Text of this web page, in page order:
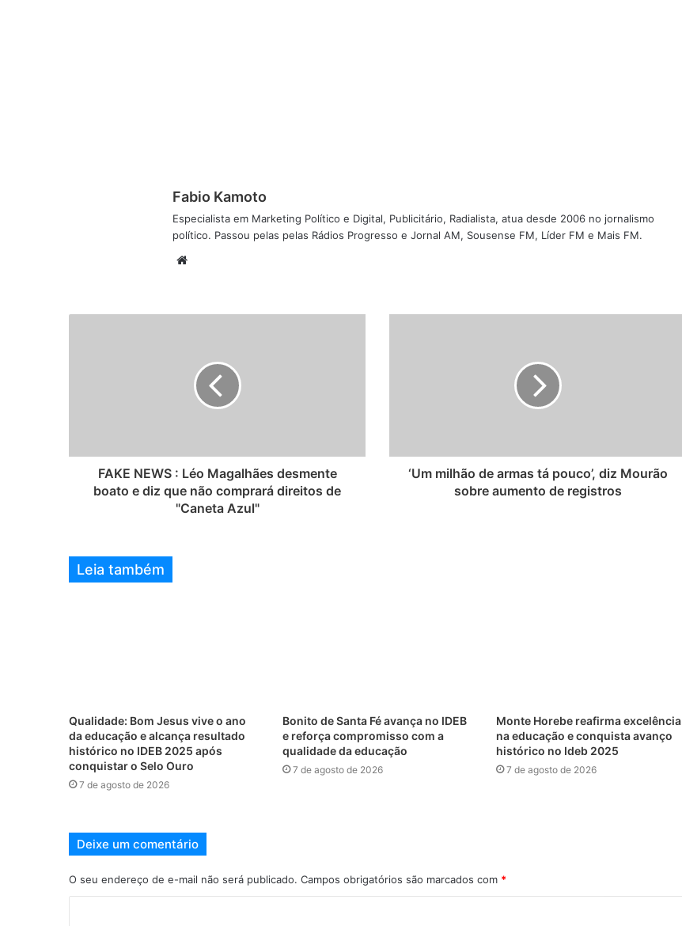
Fabio Kamoto
Especialista em Marketing Político e Digital, Publicitário, Radialista, atua desde 2006 no jornalismo
político. Passou pelas pelas Rádios Progresso e Jornal AM, Sousense FM, Líder FM e Mais FM.
s
FAKE NEWS : Léo Magalhães desmente
boato e diz que não comprará direitos de
"Caneta Azul"
‘Um milhão de armas tá pouco’, diz Mourão
sobre aumento de registros
Leia também
Qualidade: Bom Jesus vive o ano
da educação e alcança resultado
histórico no IDEB 2025 após
conquistar o Selo Ouro
7 de agosto de 2026
Bonito de Santa Fé avança no IDEB
e reforça compromisso com a
qualidade da educação
7 de agosto de 2026
Monte Horebe reafirma excelência
na educação e conquista avanço
histórico no Ideb 2025
7 de agosto de 2026
Deixe um comentário
O seu endereço de e-mail não será publicado. Campos obrigatórios são marcados com *